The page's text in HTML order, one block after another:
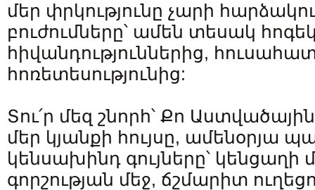
մեր փրկությունը չարի
բուժումները՝ ամեն տեսակ
հիվանդություններից,
հոռետեսությունից:
Տու՛ր մեզ շնորհ՝ Քո
մեր կյանքի հույսը, ամենօրյա
կենսախինդ գույները՝ կենցաղի
գորշության մեջ, ճշմարիտ